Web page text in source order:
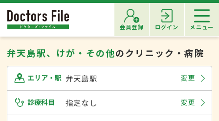
会員登録 ログイン メニュー
弁天島駅、けが・その他のクリニック・病院
エリア・駅 弁天島駅 変更
診療科目 指定なし 変更